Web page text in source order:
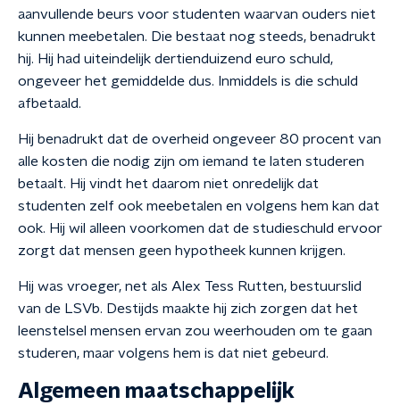
aanvullende beurs voor studenten waarvan ouders niet
kunnen meebetalen. Die bestaat nog steeds, benadrukt
hij. Hij had uiteindelijk dertienduizend euro schuld,
ongeveer het gemiddelde dus. Inmiddels is die schuld
afbetaald.
Hij benadrukt dat de overheid ongeveer 80 procent van
alle kosten die nodig zijn om iemand te laten studeren
betaalt. Hij vindt het daarom niet onredelijk dat
studenten zelf ook meebetalen en volgens hem kan dat
ook. Hij wil alleen voorkomen dat de studieschuld ervoor
zorgt dat mensen geen hypotheek kunnen krijgen.
Hij was vroeger, net als Alex Tess Rutten, bestuurslid
van de LSVb. Destijds maakte hij zich zorgen dat het
leenstelsel mensen ervan zou weerhouden om te gaan
studeren, maar volgens hem is dat niet gebeurd.
Algemeen maatschappelijk